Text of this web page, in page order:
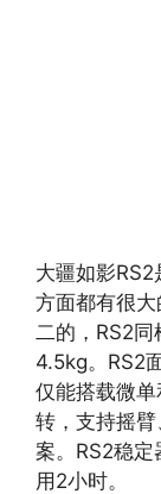
大疆如影
方面都有很
二的，RS2
4.5kg。RS2
仅能搭载微
转，支持摇
案。RS2稳定
用2小时。